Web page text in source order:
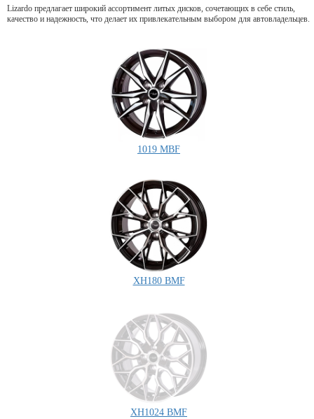
Lizardo предлагает широкий ассортимент литых дисков, сочетающих в себе стиль,
качество и надежность, что делает их привлекательным выбором для автовладельцев.
1019 MBF
XH180 BMF
XH1024 BMF